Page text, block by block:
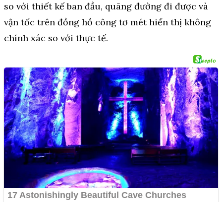
so với thiết kế ban đầu, quãng đường đi được và
vận tốc trên đồng hồ công tơ mét hiển thị không
chính xác so với thực tế.